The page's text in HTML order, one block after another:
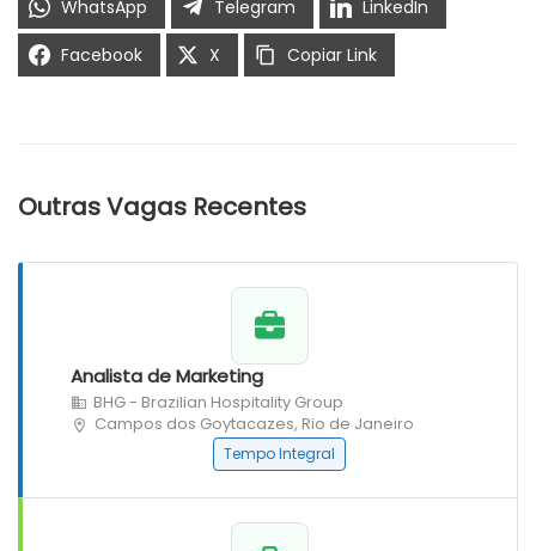
WhatsApp Telegram
LinkedIn
Facebook
X Copiar Link
Outras Vagas Recentes
Analista de Marketing
BHG - Brazilian Hospitality Group
Campos dos Goytacazes, Rio de Janeiro
Tempo Integral